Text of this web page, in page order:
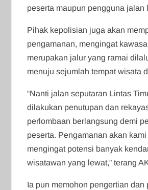
peserta maupun pengguna jalan
Pihak kepolisian juga akan
pengamanan, mengingat
merupakan jalur yang ramai
menuju sejumlah tempat wisata
“Nanti jalan seputaran Lintas
dilakukan penutupan dan
perlombaan berlangsung demi
peserta. Pengamanan akan
mengingat potensi banyak
wisatawan yang lewat,” terang
Ia pun memohon pengertian dan